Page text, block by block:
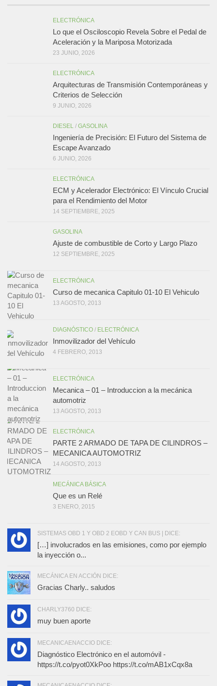
ELECTRÓNICA
Lo que el Osciloscopio Revela Sobre el Pedal de
Aceleración y la Mariposa Motorizada
23 JUNIO, 2026
ELECTRÓNICA
Arquitecturas de Transmisión Contemporáneas y
Criterios de Selección
9 JUNIO, 2026
DIESEL / GASOLINA
Ingeniería de Precisión: El Futuro del Sistema de
Escape Avanzado
6 JUNIO, 2026
ELECTRÓNICA
ECM y Acelerador Electrónico: El Vínculo Crucial
para el Rendimiento del Motor
14 SEPTIEMBRE, 2025
GASOLINA
Ajuste de combustible de Corto y Largo Plazo
12 SEPTIEMBRE, 2025
ELECTRÓNICA
Curso de mecanica Capitulo 01-10 El Vehiculo
13 AGOSTO, 2013
DIAGNÓSTICO / ELECTRÓNICA
Inmovilizador del Vehículo
4 FEBRERO, 2013
ELECTRÓNICA
Mecanica – 01 – Introduccion a la mecánica
automotriz
13 AGOSTO, 2013
ELECTRÓNICA
PARTE 2 ARMADO DE TAPA DE CILINDROS –
MECANICA AUTOMOTRIZ
14 AGOSTO, 2013
MECÁNICA BÁSICA
Que es un Relé
3 ENERO, 2015
SISTEMAS OBD 1 Y OBD 2 EOBD Y CAN BUS | DICE:
[…] involucrados en las emisiones, como por ejemplo
la inyección o...
MECÁNICA EN ACCIÓN DICE:
Gracias Charly.. saludos
CHARLY3760 DICE:
muy buen aporte
MECANICAENACCIO DICE:
Diagnóstico Electrónico en el automóvil -
https://t.co/pyot0XkPoo https://t.co/mAB1xCqx8a